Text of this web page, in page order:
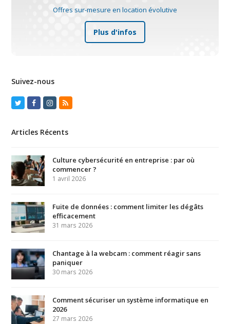
Offres sur-mesure en location évolutive
Plus d'infos
Suivez-nous
TwitterFacebook
Instagram
RSS
Articles Récents
Culture cybersécurité en entreprise : par où
commencer ?
1 avril 2026
Fuite de données : comment limiter les dégâts
efficacement
31 mars 2026
Chantage à la webcam : comment réagir sans
paniquer
30 mars 2026
Comment sécuriser un système informatique en
2026
27 mars 2026